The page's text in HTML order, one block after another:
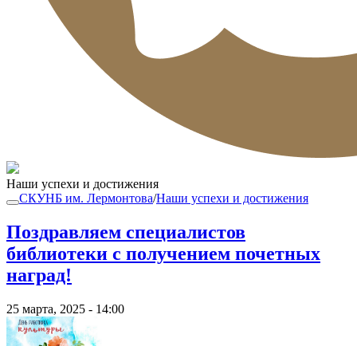
Наши успехи и достижения
СКУНБ им. Лермонтова/Наши успехи и достижения
Поздравляем специалистов
библиотеки с получением почетных
наград!
25 марта, 2025 - 14:00